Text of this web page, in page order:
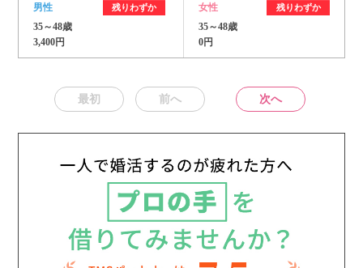
男性 残りわずか
35～48歳
3,400円
女性 残りわずか
35～48歳
0円
最初 前へ 次へ